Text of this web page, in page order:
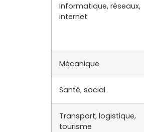
Informatique, réseaux,
internet
Mécanique
Santé, social
Transport, logistique,
tourisme